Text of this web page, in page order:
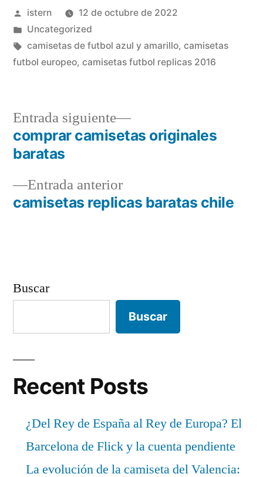
Publicado
por
istern
12 de octubre de 2022
Publicado
en
Uncategorized
Etiquetas:
camisetas de futbol azul y amarillo, camisetas
futbol europeo, camisetas futbol replicas 2016
Navegación
entradas
Entrada anteriorEntrada
anterior:
camisetas replicas baratas chile
Entrada siguiente
Entrada
siguiente:
comprar camisetas originales
baratas
Buscar
Buscar
Recent Posts
¿Del Rey de España al Rey de Europa? El
Barcelona de Flick y la cuenta pendiente
La evolución de la camiseta del Valencia: